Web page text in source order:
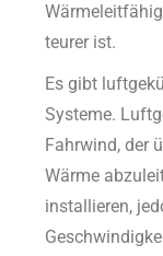
teurer ist.
Es gibt
Systeme.
Fahrwind, der
Wärme
installieren,